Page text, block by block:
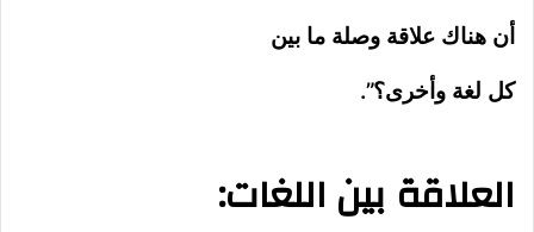
أن هناك علاقة وصلة ما بين
كل لغة وأخرى؟”.
العلاقة بين اللغات: